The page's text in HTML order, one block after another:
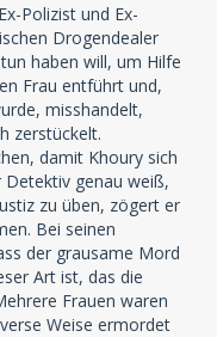
Polizist und Ex-
Drogendealer
haben will, um Hilfe
Frau entführt und,
misshandelt,
zerstückelt.
damit Khoury sich
Detektiv genau weiß,
zu üben, zögert er
Bei seinen
der grausame Mord
Art ist, das die
Frauen waren
Weise ermordet